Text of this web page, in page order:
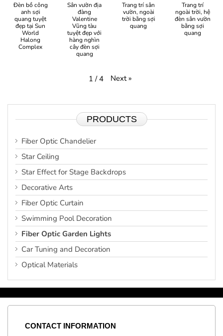
Đèn bồ công
anh sợi
quang tuyệt
đẹp tại Sun
World
Halong
Complex
Sân vườn địa
đàng
Valentine
Vũng tàu
tuyệt đẹp với
hàng nghìn
cây đèn sợi
quang
Trang trí sân
vườn, ngoài
trời bằng sợi
quang
Trang trí
ngoài trời, hệ
đèn sân vườn
bằng sợi
quang
1 / 4 Next »
PRODUCTS
Fiber Optic Chandelier
Star Ceiling
Star Effect for Stage Backdrops
Decorative Arts
Fiber Optic Curtain
Swimming Pool Decoration
Fiber Optic Garden Lights
Car Tuning and Decoration
Optical Materials
CONTACT INFORMATION